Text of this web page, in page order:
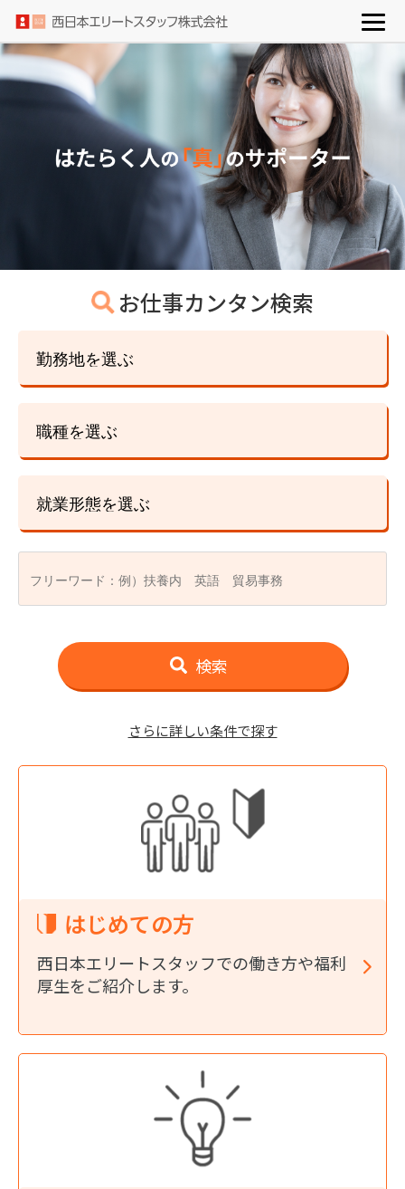
お仕事カンタン検索
勤務地を選ぶ
職種を選ぶ
就業形態を選ぶ
検索
さらに詳しい条件で探す
はじめての方
西日本エリートスタッフでの働き方や福利
厚生をご紹介します。